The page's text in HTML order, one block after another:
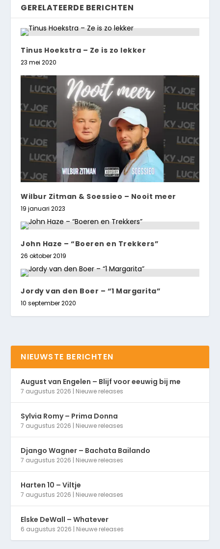
GERELATEERDE BERICHTEN
Tinus Hoekstra – Ze is zo lekker
23 mei 2020
Wilbur Zitman & Soessieo – Nooit meer
19 januari 2023
John Haze – “Boeren en Trekkers”
26 oktober 2019
Jordy van den Boer – “1 Margarita”
10 september 2020
NIEUWSTE BERICHTEN
August van Engelen – Blijf voor eeuwig bij me
7 augustus 2026 Nieuwe releases
Sylvia Romy – Prima Donna
7 augustus 2026 Nieuwe releases
Django Wagner – Bachata Bailando
7 augustus 2026 Nieuwe releases
Harten 10 – Viltje
7 augustus 2026 Nieuwe releases
Elske DeWall – Whatever
6 augustus 2026 Nieuwe releases